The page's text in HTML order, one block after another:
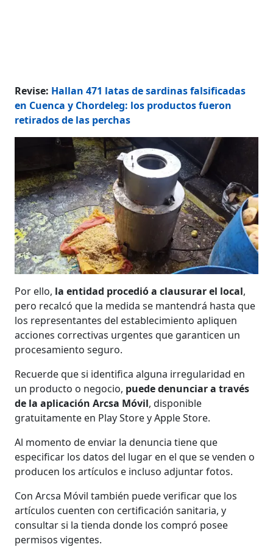
Revise: Hallan 471 latas de sardinas falsificadas
en Cuenca y Chordeleg: los productos fueron
retirados de las perchas
Por ello, la entidad procedió a clausurar el local,
pero recalcó que la medida se mantendrá hasta que
los representantes del establecimiento apliquen
acciones correctivas urgentes que garanticen un
procesamiento seguro.
Recuerde que si identifica alguna irregularidad en
un producto o negocio, puede denunciar a través
de la aplicación Arcsa Móvil, disponible
gratuitamente en Play Store y Apple Store.
Al momento de enviar la denuncia tiene que
especificar los datos del lugar en el que se venden o
producen los artículos e incluso adjuntar fotos.
Con Arcsa Móvil también puede verificar que los
artículos cuenten con certificación sanitaria, y
consultar si la tienda donde los compró posee
permisos vigentes.